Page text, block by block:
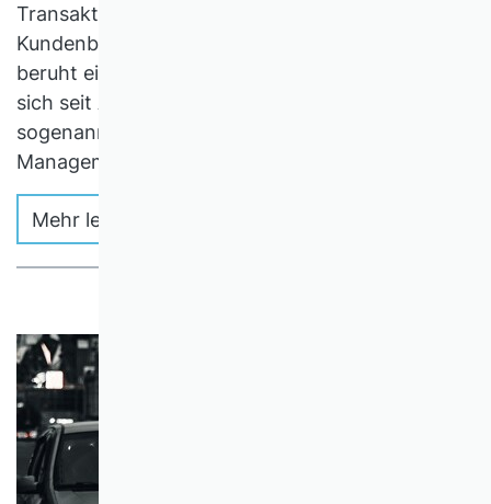
Transaktionen, sondern in langanhaltenden
Kundenbeziehungen. Auf dieser Erkenntnis
beruht ein Großteil der Marketingforschung, die
sich seit Anfang der 1990er Jahre mit dem
sogenannten Customer Relationship
Management beschäftigt.
Mehr lesen